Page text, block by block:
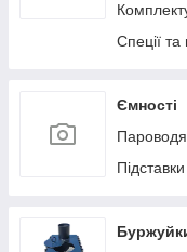
Спеції
Ємності